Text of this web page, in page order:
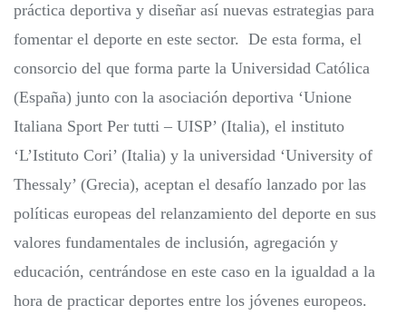
práctica deportiva y diseñar así nuevas estrategias para
fomentar el deporte en este sector. De esta forma, el
consorcio del que forma parte la Universidad Católica
(España) junto con la asociación deportiva ‘Unione
Italiana Sport Per tutti – UISP’ (Italia), el instituto
‘L’Istituto Cori’ (Italia) y la universidad ‘University of
Thessaly’ (Grecia), aceptan el desafío lanzado por las
políticas europeas del relanzamiento del deporte en sus
valores fundamentales de inclusión, agregación y
educación, centrándose en este caso en la igualdad a la
hora de practicar deportes entre los jóvenes europeos.